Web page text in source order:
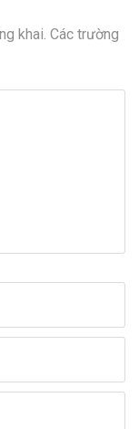
khai. Các trường